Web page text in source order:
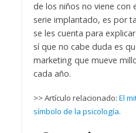
de los niños no viene con
serie implantado, es por
se les cuenta para
sí que no cabe duda es
marketing que mueve
cada año.
>> Artículo relacionado: El
símbolo de la psicología.